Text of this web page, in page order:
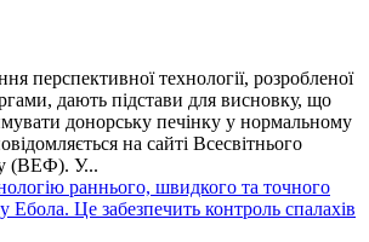
перспективної технології, розробленої
дають підстави для висновку, що
донорську печінку у нормальному
на сайті Всесвітнього
(ВЕФ). У...
раннього, швидкого та точного
Ебола. Це забезпечить контроль спалахів